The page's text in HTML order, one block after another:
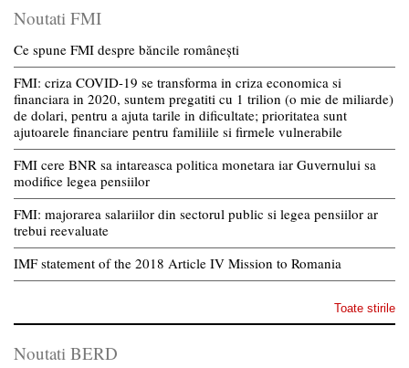
Noutati FMI
Ce spune FMI despre băncile românești
FMI: criza COVID-19 se transforma in criza economica si
financiara in 2020, suntem pregatiti cu 1 trilion (o mie de miliarde)
de dolari, pentru a ajuta tarile in dificultate; prioritatea sunt
ajutoarele financiare pentru familiile si firmele vulnerabile
FMI cere BNR sa intareasca politica monetara iar Guvernului sa
modifice legea pensiilor
FMI: majorarea salariilor din sectorul public si legea pensiilor ar
trebui reevaluate
IMF statement of the 2018 Article IV Mission to Romania
Toate stirile
Noutati BERD